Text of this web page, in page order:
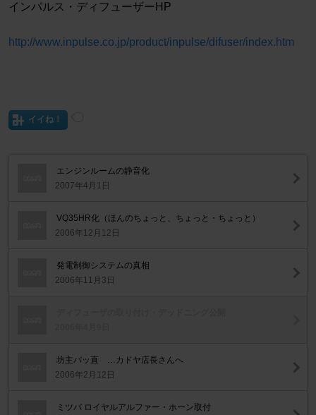
インパルス・ディフューザーHP
http://www.inpulse.co.jp/product/inpulse/difuser/index.htm
イイね！
エンジンルームの静音化
2007年4月1日
VQ35HR化（ほんのちょっと、ちょっと・ちょっと）
2006年12月12日
発電制御システムの真相
2006年11月3日
坊主バッ直 …カドヤ店長さんへ
2006年2月12日
ミツバ ロイヤルアルファー・ホーン取付